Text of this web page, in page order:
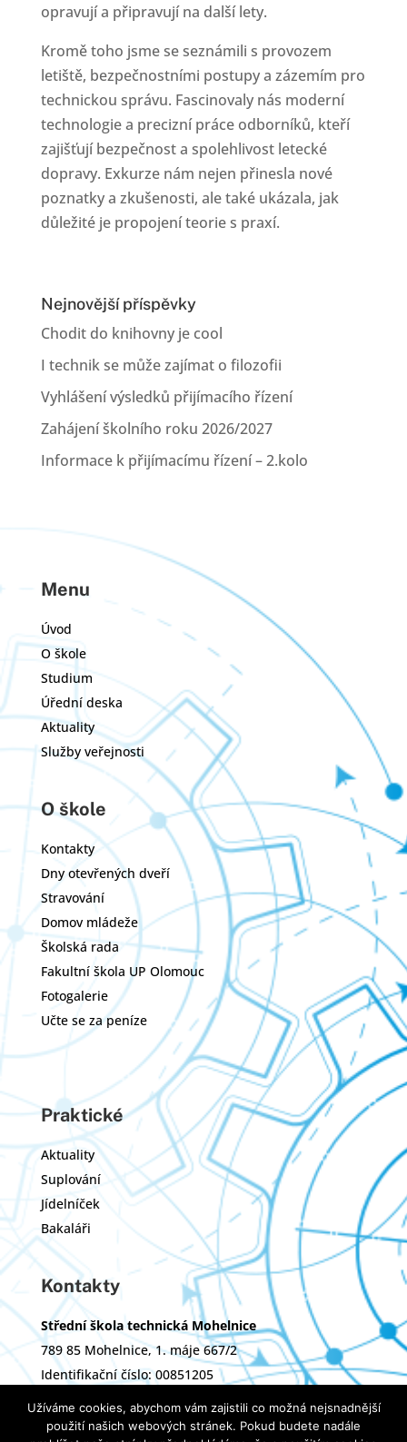
opravují a připravují na další lety.
Kromě toho jsme se seznámili s provozem
letiště, bezpečnostními postupy a zázemím pro
technickou správu. Fascinovaly nás moderní
technologie a precizní práce odborníků, kteří
zajišťují bezpečnost a spolehlivost letecké
dopravy. Exkurze nám nejen přinesla nové
poznatky a zkušenosti, ale také ukázala, jak
důležité je propojení teorie s praxí.
Nejnovější příspěvky
Chodit do knihovny je cool
I technik se může zajímat o filozofii
Vyhlášení výsledků přijímacího řízení
Zahájení školního roku 2026/2027
Informace k přijímacímu řízení – 2.kolo
Menu
Úvod
O škole
Studium
Úřední deska
Aktuality
Služby veřejnosti
O škole
Kontakty
Dny otevřených dveří
Stravování
Domov mládeže
Školská rada
Fakultní škola UP Olomouc
Fotogalerie
Učte se za peníze
Praktické
Aktuality
Suplování
Jídelníček
Bakaláři
Kontakty
Střední škola technická Mohelnice
789 85 Mohelnice, 1. máje 667/2
Identifikační číslo: 00851205
Zřizovatel: Olomoucký kraj
Užíváme cookies, abychom vám zajistili co možná nejsnadnější
použití našich webových stránek. Pokud budete nadále